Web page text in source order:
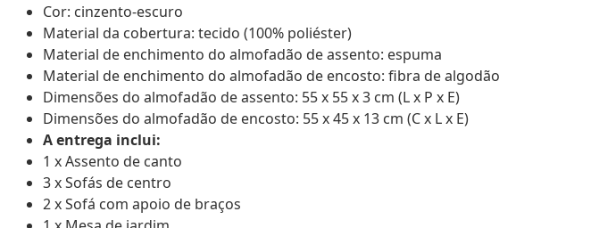
Cor: cinzento-escuro
Material da cobertura: tecido (100% poliéster)
Material de enchimento do almofadão de assento: espuma
Material de enchimento do almofadão de encosto: fibra de algodão
Dimensões do almofadão de assento: 55 x 55 x 3 cm (L x P x E)
Dimensões do almofadão de encosto: 55 x 45 x 13 cm (C x L x E)
A entrega inclui:
1 x Assento de canto
3 x Sofás de centro
2 x Sofá com apoio de braços